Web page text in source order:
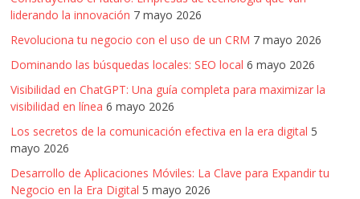
liderando la innovación 7 mayo 2026
Revoluciona tu negocio con el uso de un CRM 7 mayo 2026
Dominando las búsquedas locales: SEO local 6 mayo 2026
Visibilidad en ChatGPT: Una guía completa para maximizar la
visibilidad en línea 6 mayo 2026
Los secretos de la comunicación efectiva en la era digital 5
mayo 2026
Desarrollo de Aplicaciones Móviles: La Clave para Expandir tu
Negocio en la Era Digital 5 mayo 2026